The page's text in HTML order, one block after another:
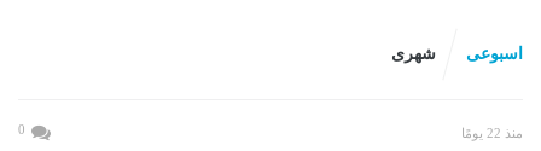
اسبوعى شهرى
منذ 22 يومًا 0